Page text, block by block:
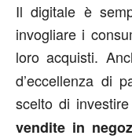
Il digitale è
invogliare i
loro acquisti.
d’eccellenza di
scelto di
vendite in